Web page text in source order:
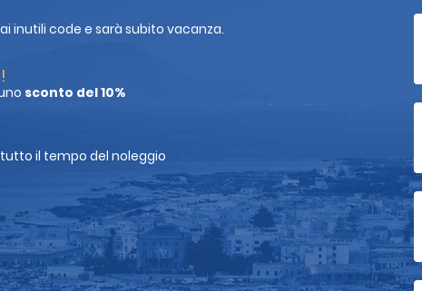
inutili code e sarà subito vacanza.
sconto del 10%
il tempo del noleggio